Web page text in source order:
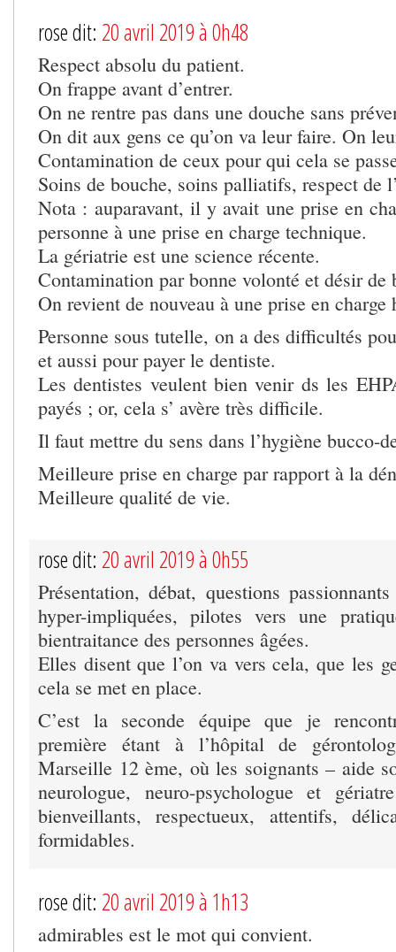
rose dit: 20 avril 2019 à 0h48
Respect absolu du patient.
On frappe avant d’entrer.
On ne rentre pas dans une douche sans
On dit aux gens ce qu’on va leur faire. On
Contamination de ceux pour qui cela se
Soins de bouche, soins palliatifs, respect de
Nota : auparavant, il y avait une prise en
personne à une prise en charge technique.
La gériatrie est une science récente.
Contamination par bonne volonté et désir de
On revient de nouveau à une prise en
Personne sous tutelle, on a des difficultés
et aussi pour payer le dentiste.
Les dentistes veulent bien venir ds les
payés ; or, cela s’ avère très difficile.
Il faut mettre du sens dans l’hygiène bucco-
Meilleure prise en charge par rapport à la
Meilleure qualité de vie.
rose dit: 20 avril 2019 à 0h55
Présentation, débat, questions
hyper-impliquées, pilotes vers une
bientraitance des personnes âgées.
Elles disent que l’on va vers cela, que les
cela se met en place.
C’est la seconde équipe que je
première étant à l’hôpital de
Marseille 12 ème, où les soignants – aide
neurologue, neuro-psychologue et
bienveillants, respectueux, attentifs,
formidables.
rose dit: 20 avril 2019 à 1h13
admirables est le mot qui convient.